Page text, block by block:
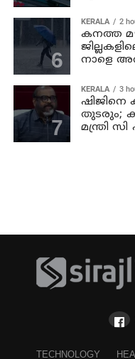
KERALA 2
കനത്ത
നാളെ
KERALA 3
ഷിജിനെ
തുടരും;
മന്ത്രി
TECHNOLOGY